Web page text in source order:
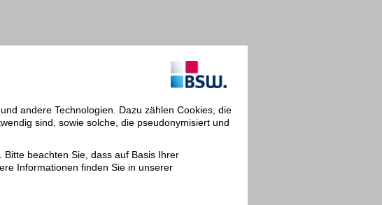
andere Technologien. Dazu zählen Cookies, die
sind, sowie solche, die pseudonymisiert und
beachten Sie, dass auf Basis Ihrer
Informationen finden Sie in unserer